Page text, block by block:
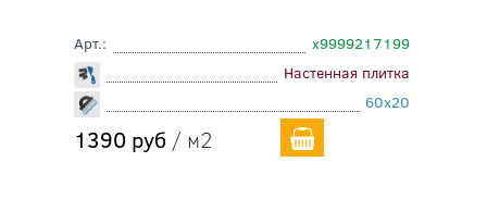
Арт.:
х9999217199
Настенная плитка
60x20
1390 руб / м2